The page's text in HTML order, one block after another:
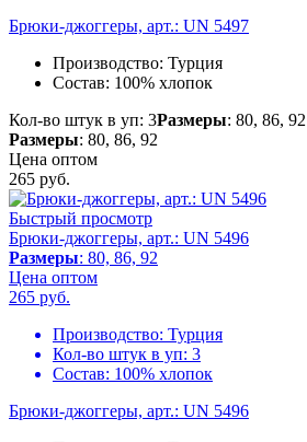
Брюки-джоггеры, арт.: UN 5497
Производство: Турция
Состав: 100% хлопок
Кол-во штук в уп: 3Размеры: 80, 86, 92
Размеры: 80, 86, 92
Цена оптом
265 руб.
Быстрый просмотр
Брюки-джоггеры, арт.: UN 5496
Размеры: 80, 86, 92
Цена оптом
265 руб.
Производство: Турция
Кол-во штук в уп: 3
Состав: 100% хлопок
Брюки-джоггеры, арт.: UN 5496